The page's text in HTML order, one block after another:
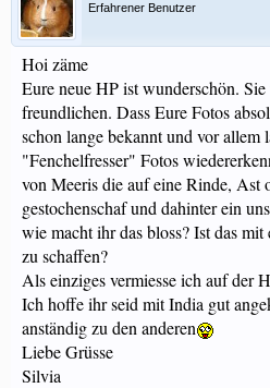
Erfahrener Benutzer
Hoi zäme
Eure neue HP ist wunderschön.
freundlichen. Dass Eure Fotos
schon lange bekannt und vor allem
"Fenchelfresser" Fotos
von Meeris die auf eine Rinde, Ast
gestochenschaf und dahinter ein
wie macht ihr das bloss? Ist das
zu schaffen?
Als einziges vermiesse ich auf der
Ich hoffe ihr seid mit India gut
anständig zu den anderen
Liebe Grüsse
Silvia